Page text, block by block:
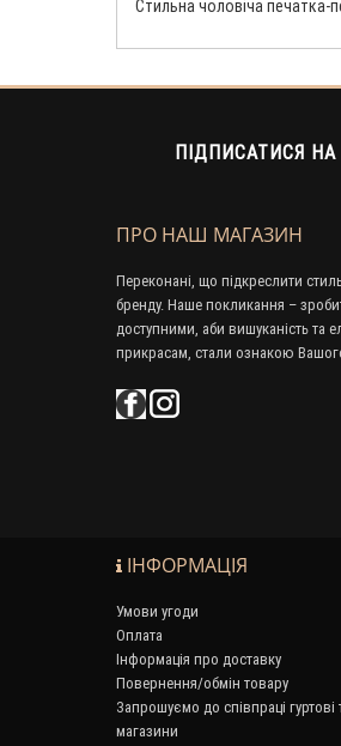
Стильна чоловіча печатка-
ПІДПИСАТИСЯ
ПРО НАШ МАГАЗИН
Переконані, що підкреслити
бренду. Наше покликання –
доступними, аби вишуканість та
прикрасам, стали ознакою
ІНФОРМАЦІЯ
Умови угоди
Оплата
Інформація про доставку
Повернення/обмін товару
Запрошуємо до співпраці гуртові
магазини